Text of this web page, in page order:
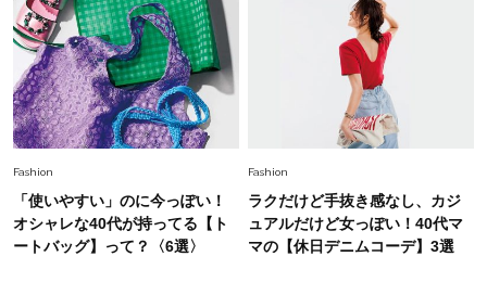
Fashion
「使いやすい」のに今っぽい！
オシャレな40代が持ってる【ト
ートバッグ】って？〈6選〉
Fashion
ラクだけど手抜き感なし、カジ
ュアルだけど女っぽい！40代マ
マの【休日デニムコーデ】3選